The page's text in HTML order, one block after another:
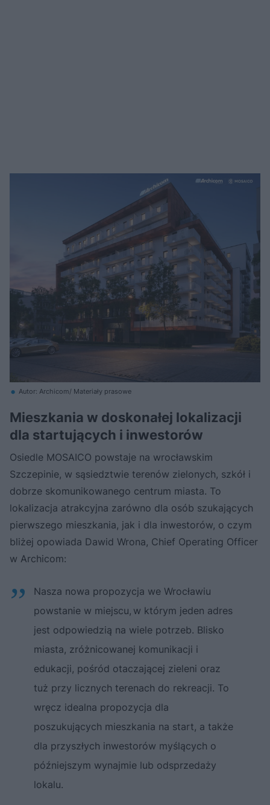
Autor: Archicom/ Materiały prasowe
Mieszkania w doskonałej lokalizacji
dla startujących i inwestorów
Osiedle MOSAICO powstaje na wrocławskim
Szczepinie, w sąsiedztwie terenów zielonych, szkół i
dobrze skomunikowanego centrum miasta. To
lokalizacja atrakcyjna zarówno dla osób szukających
pierwszego mieszkania, jak i dla inwestorów, o czym
bliżej opowiada Dawid Wrona, Chief Operating Officer
w Archicom:
Nasza nowa propozycja we Wrocławiu
powstanie w miejscu, w którym jeden adres
jest odpowiedzią na wiele potrzeb. Blisko
miasta, zróżnicowanej komunikacji i
edukacji, pośród otaczającej zieleni oraz
tuż przy licznych terenach do rekreacji. To
wręcz idealna propozycja dla
poszukujących mieszkania na start, a także
dla przyszłych inwestorów myślących o
późniejszym wynajmie lub odsprzedaży
lokalu.